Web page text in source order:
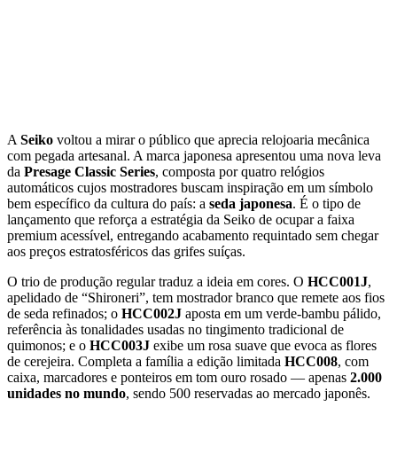
A Seiko voltou a mirar o público que aprecia relojoaria mecânica
com pegada artesanal. A marca japonesa apresentou uma nova leva
da Presage Classic Series, composta por quatro relógios
automáticos cujos mostradores buscam inspiração em um símbolo
bem específico da cultura do país: a seda japonesa. É o tipo de
lançamento que reforça a estratégia da Seiko de ocupar a faixa
premium acessível, entregando acabamento requintado sem chegar
aos preços estratosféricos das grifes suíças.
O trio de produção regular traduz a ideia em cores. O HCC001J,
apelidado de “Shironeri”, tem mostrador branco que remete aos fios
de seda refinados; o HCC002J aposta em um verde-bambu pálido,
referência às tonalidades usadas no tingimento tradicional de
quimonos; e o HCC003J exibe um rosa suave que evoca as flores
de cerejeira. Completa a família a edição limitada HCC008, com
caixa, marcadores e ponteiros em tom ouro rosado — apenas 2.000
unidades no mundo, sendo 500 reservadas ao mercado japonês.